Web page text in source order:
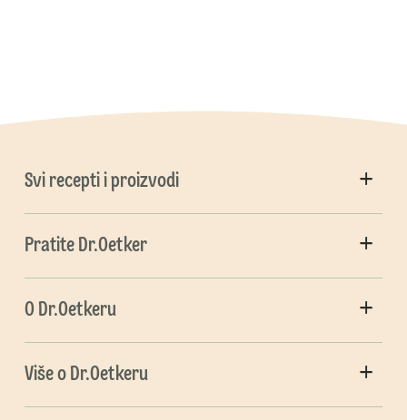
Svi recepti i proizvodi
Pratite Dr.Oetker
O Dr.Oetkeru
Više o Dr.Oetkeru